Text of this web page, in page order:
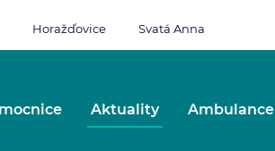
Horažďovice Svatá Anna
Aktuality Ambulance